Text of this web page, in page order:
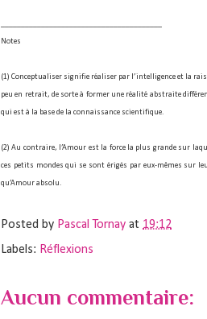
Notes
(1) Conceptualiser signifie réaliser par l’intelligence et la
peu en retrait, de sorte à former une réalité abstraite
qui est à la base de la connaissance scientifique.
(2) Au contraire, l’Amour est la force la plus grande sur
ces petits mondes qui se sont érigés par eux-mêmes sur
qu’Amour absolu.
Posted by Pascal Tornay at 19:12
Labels: Réflexions
Aucun commentaire: